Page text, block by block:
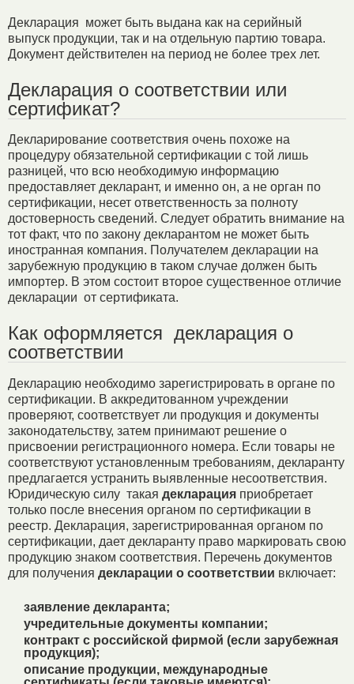
Декларация может быть выдана как на серийный
выпуск продукции, так и на отдельную партию товара.
Документ действителен на период не более трех лет.
Декларация о соответствии или
сертификат?
Декларирование соответствия очень похоже на
процедуру обязательной сертификации с той лишь
разницей, что всю необходимую информацию
предоставляет декларант, и именно он, а не орган по
сертификации, несет ответственность за полноту
достоверность сведений. Следует обратить внимание на
тот факт, что по закону декларантом не может быть
иностранная компания. Получателем декларации на
зарубежную продукцию в таком случае должен быть
импортер. В этом состоит второе существенное отличие
декларации от сертификата.
Как оформляется декларация о
соответствии
Декларацию необходимо зарегистрировать в органе по
сертификации. В аккредитованном учреждении
проверяют, соответствует ли продукция и документы
законодательству, затем принимают решение о
присвоении регистрационного номера. Если товары не
соответствуют установленным требованиям, декларанту
предлагается устранить выявленные несоответствия.
Юридическую силу такая декларация приобретает
только после внесения органом по сертификации в
реестр. Декларация, зарегистрированная органом по
сертификации, дает декларанту право маркировать свою
продукцию знаком соответствия. Перечень документов
для получения декларации о соответствии включает:
заявление декларанта;
учредительные документы компании;
контракт с российской фирмой (если зарубежная
продукция);
описание продукции, международные